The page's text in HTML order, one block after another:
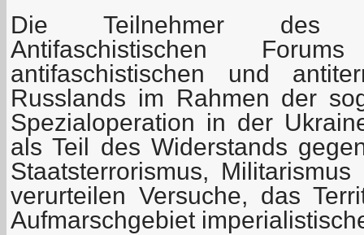
Die Teilnehmer des
Antifaschistischen
antifaschistischen und
Russlands im Rahmen der
Spezialoperation in der
als Teil des Widerstands
Staatsterrorismus,
verurteilen Versuche, das
Aufmarschgebiet